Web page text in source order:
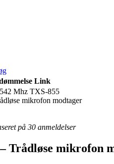
Link
Mhz TXS-855
mikrofon modtager
på 30 anmeldelser
Trådløse mikrofon